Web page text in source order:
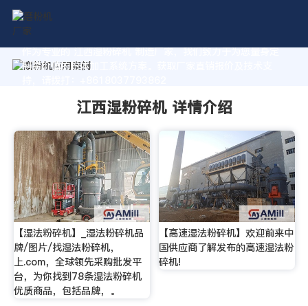
作为专业的 江西湿粉碎机 制造厂家，我们致力于为您量身定
制高价值的粉体加工系统方案。获取厂家直销报价及技术支
江西湿粉碎机 详情介绍
【湿法粉碎机】_湿法粉碎机品
牌/图片/找湿法粉碎机，
上.com，全球领先采购批发平
台，为你找到78条湿法粉碎机
优质商品，包括品牌，。
【高速湿法粉碎机】欢迎前来中
国供应商了解发布的高速湿法粉
碎机!